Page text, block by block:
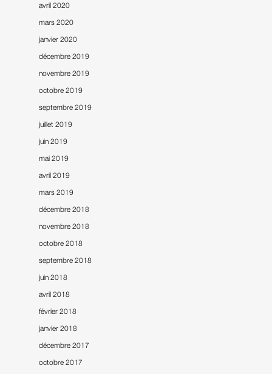
avril 2020
mars 2020
janvier 2020
décembre 2019
novembre 2019
octobre 2019
septembre 2019
juillet 2019
juin 2019
mai 2019
avril 2019
mars 2019
décembre 2018
novembre 2018
octobre 2018
septembre 2018
juin 2018
avril 2018
février 2018
janvier 2018
décembre 2017
octobre 2017